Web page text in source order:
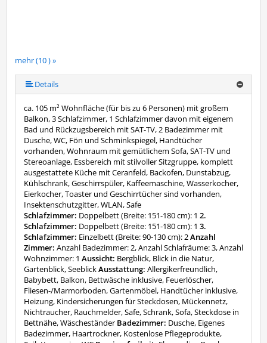
mehr (10 ) »
mehr (10 ) »
mehr (10 ) »
mehr (10 ) »
mehr (10 ) »
mehr (10 ) »
mehr (10 ) »
Details
ca. 105 m² Wohnfläche (für bis zu 6 Personen) mit großem
Balkon, 3 Schlafzimmer, 1 Schlafzimmer davon mit eigenem
Bad und Rückzugsbereich mit SAT-TV, 2 Badezimmer mit
Dusche, WC, Fön und Schminkspiegel, Handtücher
vorhanden, Wohnraum mit gemütlichem Sofa, SAT-TV und
Stereoanlage, Essbereich mit stilvoller Sitzgruppe, komplett
ausgestattete Küche mit Ceranfeld, Backofen, Dunstabzug,
Kühlschrank, Geschirrspüler, Kaffeemaschine, Wasserkocher,
Eierkocher, Toaster und Geschirrtücher sind vorhanden,
Insektenschutzgitter, WLAN, Safe
Schlafzimmer: Doppelbett (Breite: 151-180 cm): 1 2.
Schlafzimmer: Doppelbett (Breite: 151-180 cm): 1 3.
Schlafzimmer: Einzelbett (Breite: 90-130 cm): 2Anzahl
Zimmer: Anzahl Badezimmer: 2, Anzahl Schlafräume: 3, Anzahl
Wohnzimmer: 1 Aussicht: Bergblick, Blick in die Natur,
Gartenblick, SeeblickAusstattung: Allergikerfreundlich,
Babybett, Balkon, Bettwäsche inklusive, Feuerlöscher,
Fliesen-/Marmorboden, Gartenmöbel, Handtücher inklusive,
Heizung, Kindersicherungen für Steckdosen, Mückennetz,
Nichtraucher, Rauchmelder, Safe, Schrank, Sofa, Steckdose in
Bettnähe, Wäscheständer Badezimmer: Dusche, Eigenes
Badezimmer, Haartrockner, Kostenlose Pflegeprodukte,